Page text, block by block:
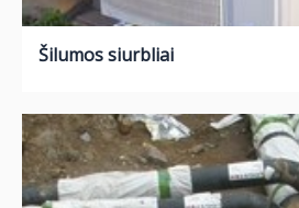
Šilumos siurbliai